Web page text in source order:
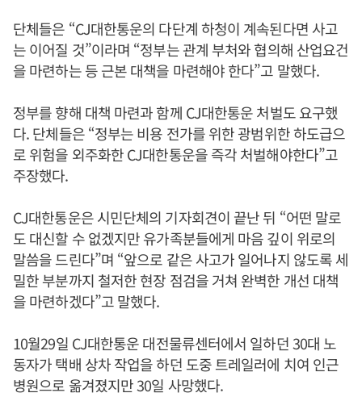
단체들은 “CJ대한통운의 다단계 하청이 계속된다면 사고
는 이어질 것”이라며 “정부는 관계 부처와 협의해 산업요건
을 마련하는 등 근본 대책을 마련해야 한다”고 말했다.
정부를 향해 대책 마련과 함께 CJ대한통운 처벌도 요구했
다. 단체들은 “정부는 비용 전가를 위한 광범위한 하도급으
로 위험을 외주화한 CJ대한통운을 즉각 처벌해야한다”고
주장했다.
CJ대한통운은 시민단체의 기자회견이 끝난 뒤 “어떤 말로
도 대신할 수 없겠지만 유가족분들에게 마음 깊이 위로의
말씀을 드린다”며 “앞으로 같은 사고가 일어나지 않도록 세
밀한 부분까지 철저한 현장 점검을 거쳐 완벽한 개선 대책
을 마련하겠다”고 말했다.
10월29일 CJ대한통운 대전물류센터에서 일하던 30대 노
동자가 택배 상차 작업을 하던 도중 트레일러에 치여 인근
병원으로 옮겨졌지만 30일 사망했다.